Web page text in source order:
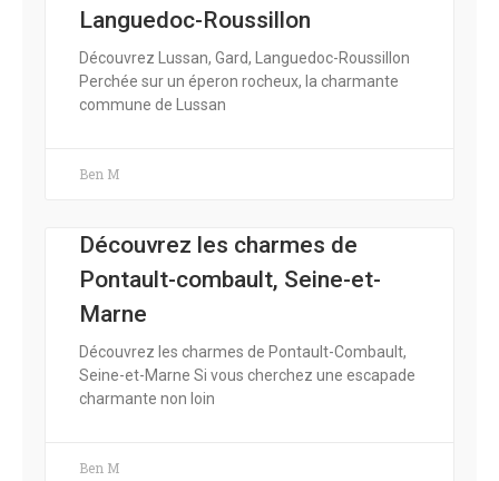
Languedoc-Roussillon
Découvrez Lussan, Gard, Languedoc-Roussillon
Perchée sur un éperon rocheux, la charmante
commune de Lussan
Ben M
Découvrez les charmes de
Pontault-combault, Seine-et-
Marne
Découvrez les charmes de Pontault-Combault,
Seine-et-Marne Si vous cherchez une escapade
charmante non loin
Ben M